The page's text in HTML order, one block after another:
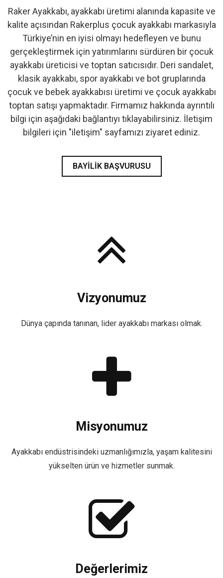
- İlk Adım & Bebek Ayakkabı
- Babetler
Raker Ayakkabı, ayakkabı üretimi alanında kapasite ve
kalite açısından Rakerplus çocuk ayakkabı markasıyla
Türkiye’nin en iyisi olmayı hedefleyen ve bunu
gerçekleştirmek için yatırımlarını sürdüren bir çocuk
ayakkabı üreticisi ve toptan satıcısıdır. Deri sandalet,
klasik ayakkabı, spor ayakkabı ve bot gruplarında
çocuk ve bebek ayakkabısı üretimi ve çocuk ayakkabı
toptan satışı yapmaktadır. Firmamız hakkında ayrıntılı
bilgi için aşağıdaki bağlantıyı tıklayabilirsiniz. İletişim
bilgileri için "iletişim" sayfamızı ziyaret ediniz.
BAYILIK BAŞVURUSU
Vizyonumuz
Dünya çapında tanınan, lider ayakkabı markası olmak.
Misyonumuz
Ayakkabı endüstrisindeki uzmanlığımızla, yaşam kalitesini
yükselten ürün ve hizmetler sunmak.
Değerlerimiz